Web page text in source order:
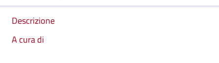
Descrizione
A cura di